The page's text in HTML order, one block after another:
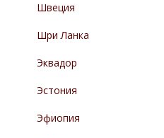
Швеция
Шри Ланка
Эквадор
Эстония
Эфиопия